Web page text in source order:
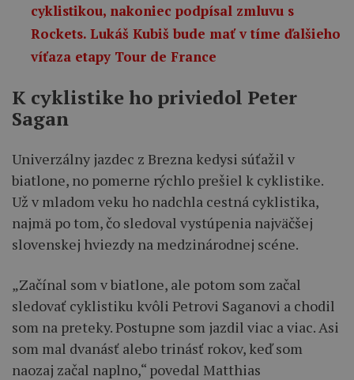
cyklistikou, nakoniec podpísal zmluvu s
Rockets. Lukáš Kubiš bude mať v tíme ďalšieho
víťaza etapy Tour de France
K cyklistike ho priviedol Peter
Sagan
Univerzálny jazdec z Brezna kedysi súťažil v
biatlone, no pomerne rýchlo prešiel k cyklistike.
Už v mladom veku ho nadchla cestná cyklistika,
najmä po tom, čo sledoval vystúpenia najväčšej
slovenskej hviezdy na medzinárodnej scéne.
„Začínal som v biatlone, ale potom som začal
sledovať cyklistiku kvôli Petrovi Saganovi a chodil
som na preteky. Postupne som jazdil viac a viac. Asi
som mal dvanásť alebo trinásť rokov, keď som
naozaj začal naplno,“ povedal Matthias